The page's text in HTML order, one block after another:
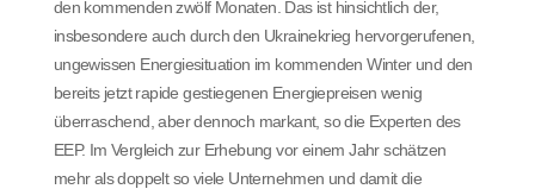
den kommenden zwölf Monaten. Das ist hinsichtlich der,
insbesondere auch durch den Ukrainekrieg hervorgerufenen,
ungewissen Energiesituation im kommenden Winter und den
bereits jetzt rapide gestiegenen Energiepreisen wenig
überraschend, aber dennoch markant, so die Experten des
EEP. Im Vergleich zur Erhebung vor einem Jahr schätzen
mehr als doppelt so viele Unternehmen und damit die